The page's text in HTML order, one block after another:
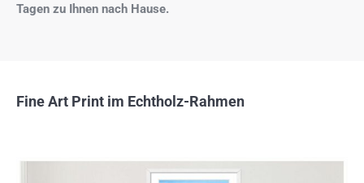
Tagen zu Ihnen nach Hause.
Fine Art Print im Echtholz-Rahmen